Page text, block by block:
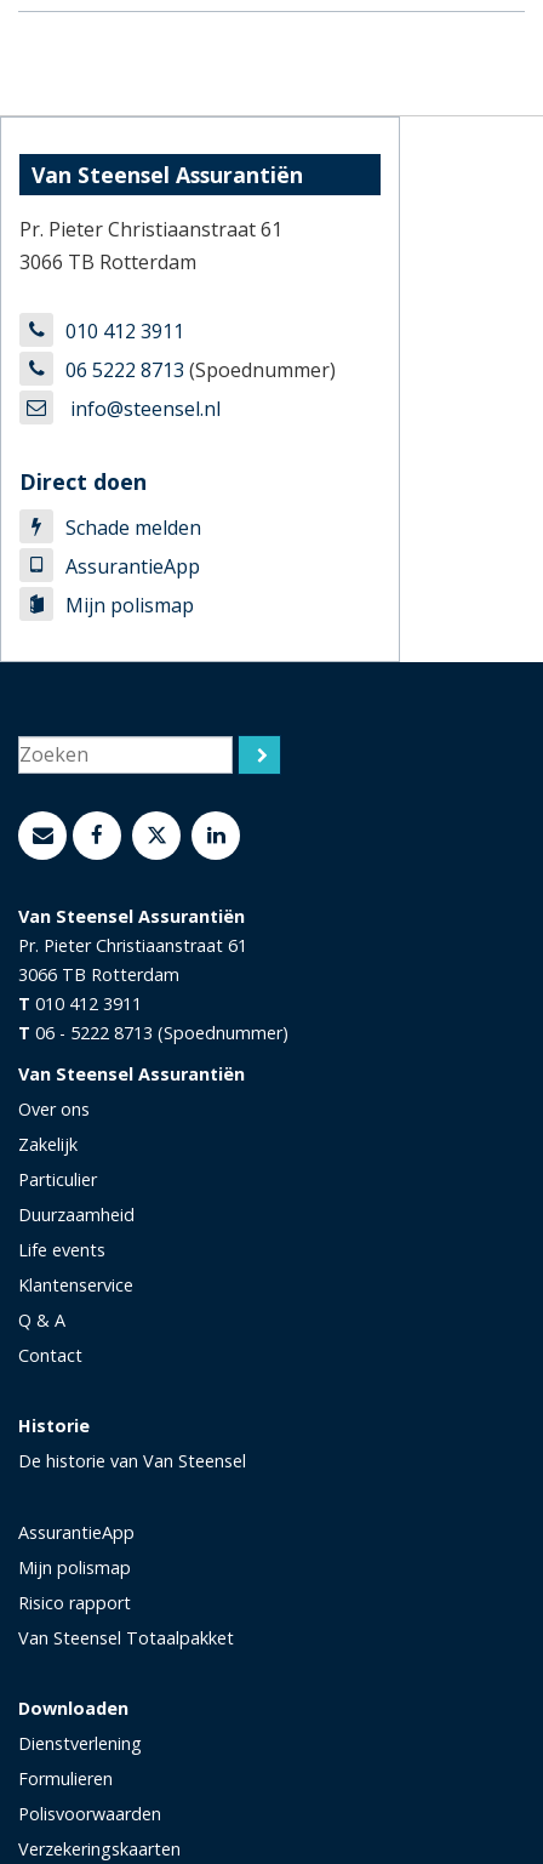
Van Steensel Assurantiën
Pr. Pieter Christiaanstraat 61
3066 TB Rotterdam
010 412 3911
06 5222 8713 (Spoednummer)
info@steensel.nl
Direct doen
Schade melden
AssurantieApp
Mijn polismap
Van Steensel Assurantiën
Pr. Pieter Christiaanstraat 61
3066 TB Rotterdam
T 010 412 3911
T 06 - 5222 8713 (Spoednummer)
Van Steensel Assurantiën
Over ons
Zakelijk
Particulier
Duurzaamheid
Life events
Klantenservice
Q & A
Contact
Historie
De historie van Van Steensel
AssurantieApp
Mijn polismap
Risico rapport
Van Steensel Totaalpakket
Downloaden
Dienstverlening
Formulieren
Polisvoorwaarden
Verzekeringskaarten